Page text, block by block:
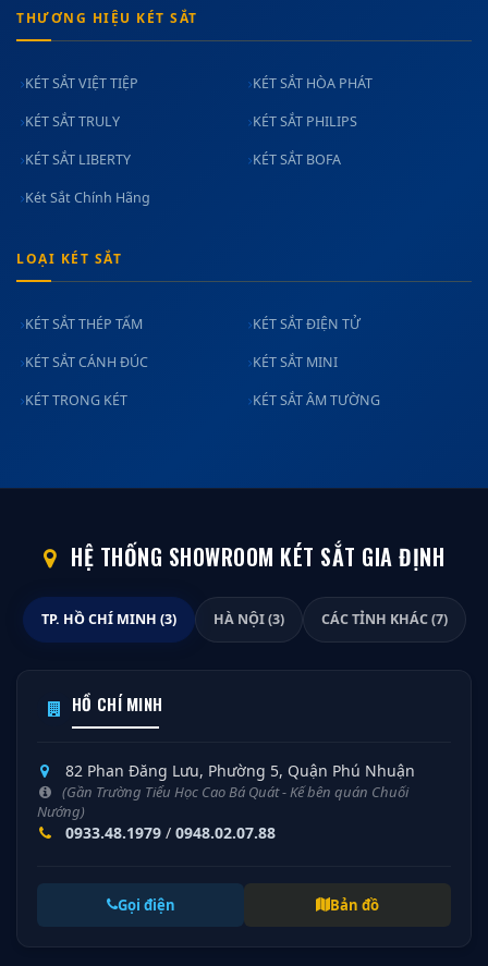
THƯƠNG HIỆU KÉT SẮT
KÉT SẮT VIỆT TIỆP KÉT SẮT HÒA PHÁT
KÉT SẮT TRULY KÉT SẮT PHILIPS
KÉT SẮT LIBERTY KÉT SẮT BOFA
Két Sắt Chính Hãng
LOẠI KÉT SẮT
KÉT SẮT THÉP TẤM KÉT SẮT ĐIỆN TỬ
KÉT SẮT CÁNH ĐÚC KÉT SẮT MINI
KÉT TRONG KÉT KÉT SẮT ÂM TƯỜNG
HỆ THỐNG SHOWROOM KÉT SẮT GIA ĐỊNH
TP. HỒ CHÍ MINH (3) HÀ NỘI (3) CÁC TỈNH KHÁC (7)
HỒ CHÍ MINH
82 Phan Đăng Lưu, Phường 5, Quận Phú Nhuận
(Gần Trường Tiểu Học Cao Bá Quát - Kế bên quán Chuối
Nướng)
0933.48.1979 / 0948.02.07.88
Gọi điện Bản đồ